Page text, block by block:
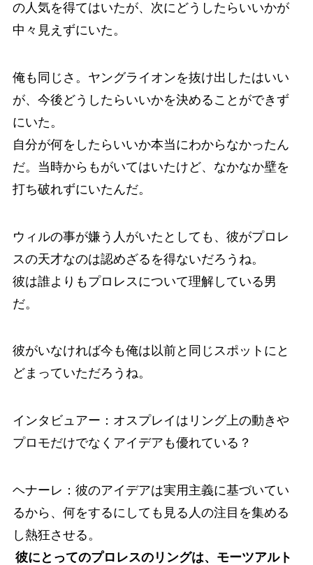
の人気を得てはいたが、次にどうしたらいいかが
中々見えずにいた。
俺も同じさ。ヤングライオンを抜け出したはいい
が、今後どうしたらいいかを決めることができず
にいた。
自分が何をしたらいいか本当にわからなかったん
だ。当時からもがいてはいたけど、なかなか壁を
打ち破れずにいたんだ。
ウィルの事が嫌う人がいたとしても、彼がプロレ
スの天才なのは認めざるを得ないだろうね。
彼は誰よりもプロレスについて理解している男
だ。
彼がいなければ今も俺は以前と同じスポットにと
どまっていただろうね。
インタビュアー：オスプレイはリング上の動きや
プロモだけでなくアイデアも優れている？
ヘナーレ：彼のアイデアは実用主義に基づいてい
るから、何をするにしても見る人の注目を集める
し熱狂させる。
彼にとってのプロレスのリングは、モーツアルト